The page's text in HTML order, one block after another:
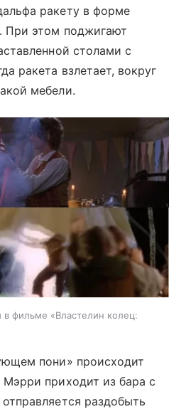
ракету в форме
При этом поджигают
столами с
ракета взлетает, вокруг
мебели.
фильме «Властелин колец:
пони» происходит
приходит из бара с
раздобыть